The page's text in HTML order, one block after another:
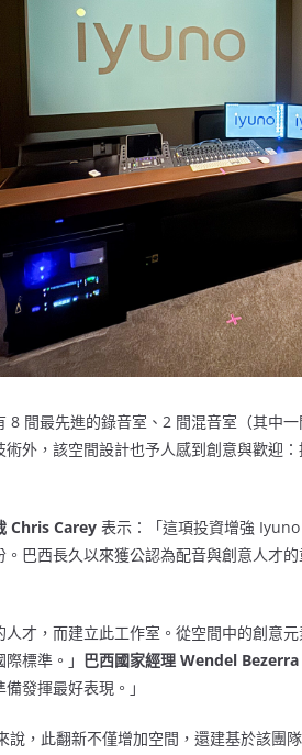
8 間最先進的錄音室、2 間混音室（其中
術外，該空間設計也予人感到創意與歡迎
Chris Carey 表示：「這項投資增強
。巴西長久以來獲公認為配音與創意人才
人才，而建立此工作室。從空間中的創意
標準。」 巴西國家經理 Wendel Bezerra
發揮最好表現。」
，此翻新不僅增加空間，還建基於該團